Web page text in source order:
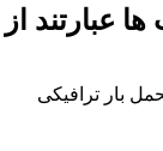
عبارتند از